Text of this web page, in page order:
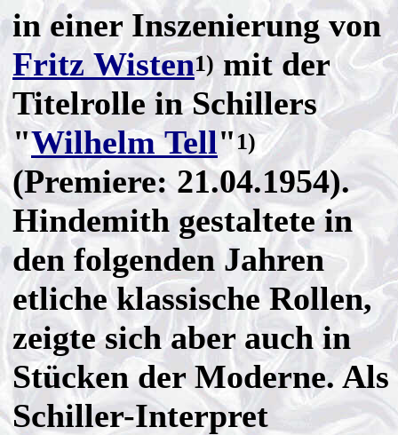
in einer Inszenierung von
Fritz Wisten1) mit der
Titelrolle in Schillers
"Wilhelm Tell"1)
(Premiere: 21.04.1954).
Hindemith gestaltete in
den folgenden Jahren
etliche klassische Rollen,
zeigte sich aber auch in
Stücken der Moderne. Als
Schiller-Interpret